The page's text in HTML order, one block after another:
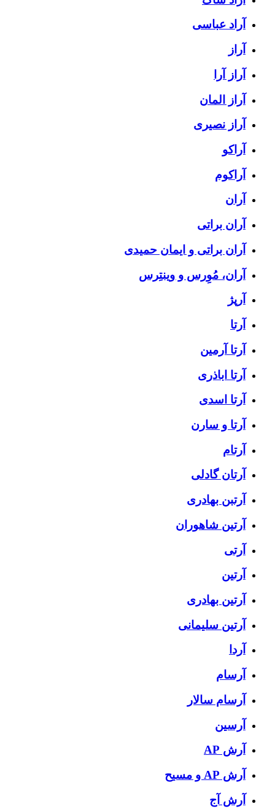
آراد عباسی
آراز
آراز آرا
آراز المان
آراز نصیری
آراکو
آراکوم
آران
آران براتی
آران براتی و ایمان حمیدی
آران، مُوِرس و وینتِرس
آرپژ
آرتا
آرتا آرمین
آرتا اباذری
آرتا اسدی
آرتا و سارن
آرتام
آرتان گادلی
آرتبن بهادری
آرتين شاهوران
آرتی
آرتین
آرتین بهادری
آرتین سلیمانی
آردا
آرسام
آرسام سالار
آرسین
آرش AP
آرش AP و مسیح
آرش آج